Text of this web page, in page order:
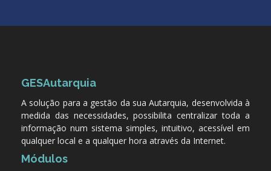
GESAutarquia
A solução para a gestão da sua Autarquia, desenvolvida à
medida das necessidades, possibilita centralizar toda a
informação num sistema simples, intuitivo, acessível em
qualquer local e a qualquer hora através da Internet.
Módulos